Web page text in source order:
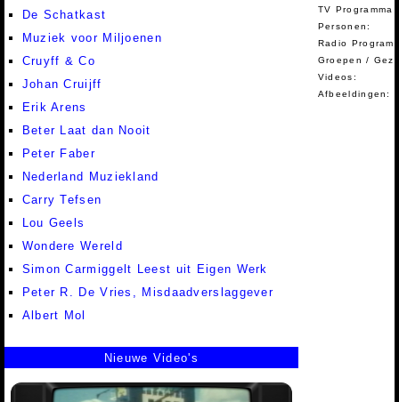
De Schatkast
Muziek voor Miljoenen
Cruyff & Co
Johan Cruijff
Erik Arens
Beter Laat dan Nooit
Peter Faber
Nederland Muziekland
Carry Tefsen
Lou Geels
Wondere Wereld
Simon Carmiggelt Leest uit Eigen Werk
Peter R. De Vries, Misdaadverslaggever
Albert Mol
TV Programma
Personen:
Radio
Groepen /
Videos:
Afbeeldingen:
Nieuwe Video's